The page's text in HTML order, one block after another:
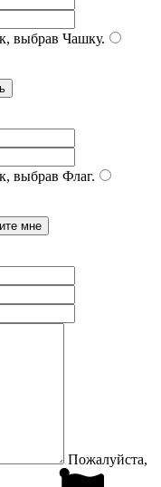
выбрав Чашку.
выбрав Флаг.
Пожалуйста,